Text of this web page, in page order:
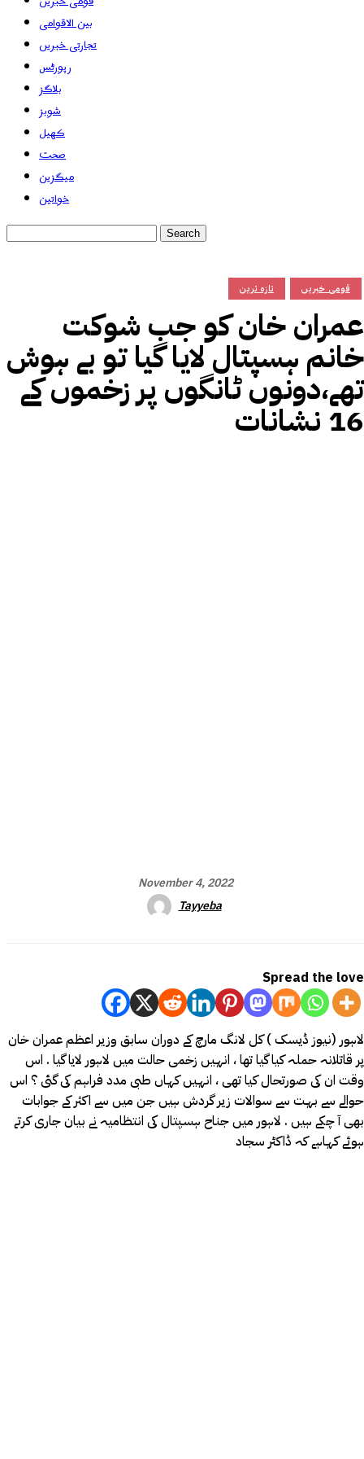
بین الاقوامی
تجارتی خبریں
رپورٹس
بلاگز
شوبز
کھیل
صحت
میگزین
خواتین
تازہ ترین قومی خبریں
عمران خان کو جب شوکت
خانم ہسپتال لایا گیا تو بے ہوش
تھے،دونوں ٹانگوں پر زخموں کے
16 نشانات
November 4, 2022
Tayyeba
Spread the love
لاہور (نیوز ڈیسک ) کل لانگ مارچ کے دوران سابق وزیر اعظم عمران خان
پر قاتلانہ حملہ کیا گیا تھا ، انہیں زخمی حالت میں لاہور لایا گیا . اس
وقت ان کی صورتحال کیا تھی ، انہیں کہاں طبی مدد فراہم کی گئی ؟ اس
حوالے سے بہت سے سوالات زیر گردش ہیں جن میں سے اکثر کے جوابات
بھی آ چکے ہیں . لاہور میں جناح ہسپتال کی انتظامیہ نے بیان جاری کرتے
ہوئے کہاہے کہ ڈاکٹر سجاد